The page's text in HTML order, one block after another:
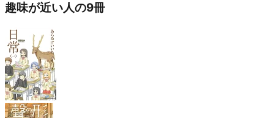
趣味が近い人の9冊